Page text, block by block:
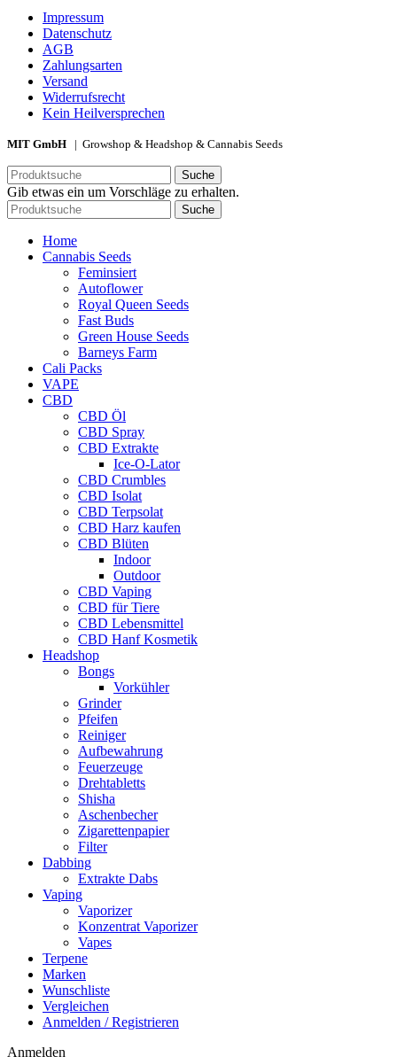
Impressum
Datenschutz
AGB
Zahlungsarten
Versand
Widerrufsrecht
Kein Heilversprechen
MIT GmbH | Growshop & Headshop & Cannabis Seeds
Suche
Gib etwas ein um Vorschläge zu erhalten.
Suche
Home
Cannabis Seeds
Feminsiert
Autoflower
Royal Queen Seeds
Fast Buds
Green House Seeds
Barneys Farm
Cali Packs
VAPE
CBD
CBD Öl
CBD Spray
CBD Extrakte
Ice-O-Lator
CBD Crumbles
CBD Isolat
CBD Terpsolat
CBD Harz kaufen
CBD Blüten
Indoor
Outdoor
CBD Vaping
CBD für Tiere
CBD Lebensmittel
CBD Hanf Kosmetik
Headshop
Bongs
Vorkühler
Grinder
Pfeifen
Reiniger
Aufbewahrung
Feuerzeuge
Drehtabletts
Shisha
Aschenbecher
Zigarettenpapier
Filter
Dabbing
Extrakte Dabs
Vaping
Vaporizer
Konzentrat Vaporizer
Vapes
Terpene
Marken
Wunschliste
Vergleichen
Anmelden / Registrieren
Anmelden